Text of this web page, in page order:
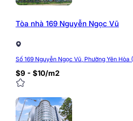
Tòa nhà 169 Nguyễn Ngọc Vũ
Số 169 Nguyễn Ngọc Vũ, Phường Yên Hòa
$9 - $10/m2